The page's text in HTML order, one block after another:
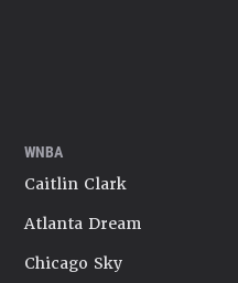
WNBA
Caitlin Clark
Atlanta Dream
Chicago Sky